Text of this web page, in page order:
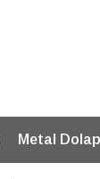
Metal